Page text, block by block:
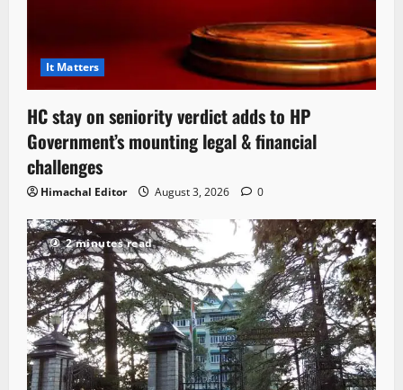
It Matters
HC stay on seniority verdict adds to HP
Government’s mounting legal & financial
challenges
Himachal Editor August 3, 2026 0
2 minutes read